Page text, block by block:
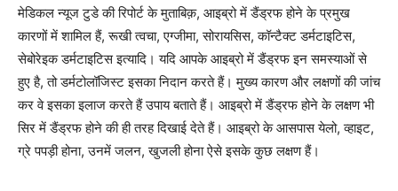
मेडिकल न्यूज टुडे की रिपोर्ट के मुताबिक़, आइब्रो में डैंड्रफ होने के प्रमुख
कारणों में शामिल हैं, रूखी त्वचा, एग्जीमा, सोरायसिस, कॉन्टैक्ट डर्मटाइटिस,
सेबोरेइक डर्मटाइटिस इत्यादि। यदि आपके आइब्रो में डैंड्रफ इन समस्याओं से
हुए है, तो डर्मटोलॉजिस्ट इसका निदान करते हैं। मुख्य कारण और लक्षणों की जांच
कर वे इसका इलाज करते हैं उपाय बताते हैं। आइब्रो में डैंड्रफ होने के लक्षण भी
सिर में डैंड्रफ होने की ही तरह दिखाई देते हैं। आइब्रो के आसपास येलो, व्हाइट,
ग्रे पपड़ी होना, उनमें जलन, खुजली होना ऐसे इसके कुछ लक्षण हैं।